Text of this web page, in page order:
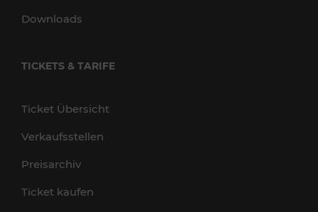
Downloads
TICKETS & TARIFE
Ticket Übersicht
Verkaufsstellen
Preisarchiv
Ticket kaufen